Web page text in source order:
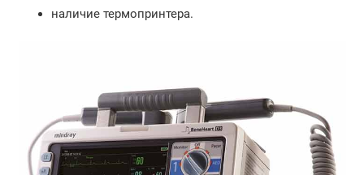
наличие термопринтера.